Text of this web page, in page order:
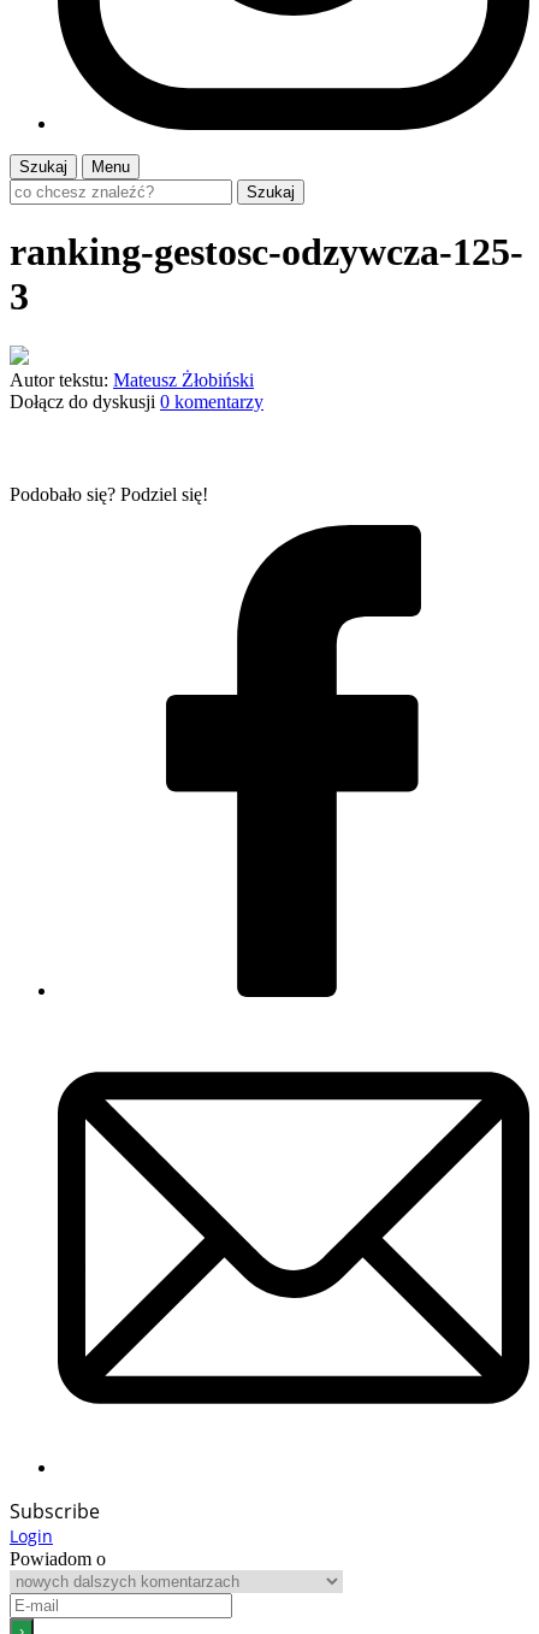
Szukaj
Menu
Szukaj
ranking-gestosc-odzywcza-125-
3
Autor tekstu: Mateusz Żłobiński
Dołącz do dyskusji 0 komentarzy
Podobało się? Podziel się!
Subscribe
Login
Powiadom o